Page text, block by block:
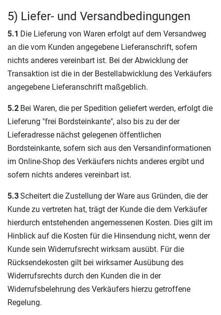
5) Liefer- und Versandbedingungen
5.1 Die Lieferung von Waren erfolgt auf dem Versandweg
an die vom Kunden angegebene Lieferanschrift, sofern
nichts anderes vereinbart ist. Bei der Abwicklung der
Transaktion ist die in der Bestellabwicklung des Verkäufers
angegebene Lieferanschrift maßgeblich.
5.2 Bei Waren, die per Spedition geliefert werden, erfolgt die
Lieferung "frei Bordsteinkante", also bis zu der der
Lieferadresse nächst gelegenen öffentlichen
Bordsteinkante, sofern sich aus den Versandinformationen
im Online-Shop des Verkäufers nichts anderes ergibt und
sofern nichts anderes vereinbart ist.
5.3Scheitert die Zustellung der Ware aus Gründen, die der
Kunde zu vertreten hat, trägt der Kunde die dem Verkäufer
hierdurch entstehenden angemessenen Kosten. Dies gilt im
Hinblick auf die Kosten für die Hinsendung nicht, wenn der
Kunde sein Widerrufsrecht wirksam ausübt. Für die
Rücksendekosten gilt bei wirksamer Ausübung des
Widerrufsrechts durch den Kunden die in der
Widerrufsbelehrung des Verkäufers hierzu getroffene
Regelung.